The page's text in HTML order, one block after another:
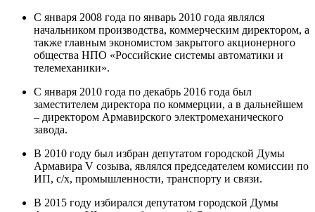
С января 2008 года по январь 2010 года являлся
начальником производства, коммерческим директором, а
также главным экономистом закрытого акционерного
общества НПО «Российские системы автоматики и
телемеханики».
С января 2010 года по декабрь 2016 года был
заместителем директора по коммерции, а в дальнейшем
– директором Армавирского электромеханического
завода.
В 2010 году был избран депутатом городской Думы
Армавира V созыва, являлся председателем комиссии по
ИП, с/х, промышленности, транспорту и связи.
В 2015 году избирался депутатом городской Думы